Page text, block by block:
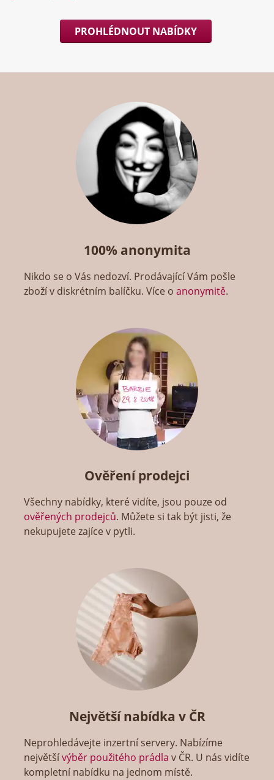
PROHLÉDNOUT NABÍDKY
100% anonymita
Nikdo se o Vás nedozví. Prodávající Vám pošle
zboží v diskrétním balíčku. Více oanonymitě.
Ověření prodejci
Všechny nabídky, které vidíte, jsou pouze od
ověřených prodejců. Můžete si tak být jisti, že
nekupujete zajíce v pytli.
Největší nabídka v ČR
Neprohledávejte inzertní servery. Nabízíme
největšívýběr použitého prádla v ČR. U nás vidíte
kompletní nabídku na jednom místě.